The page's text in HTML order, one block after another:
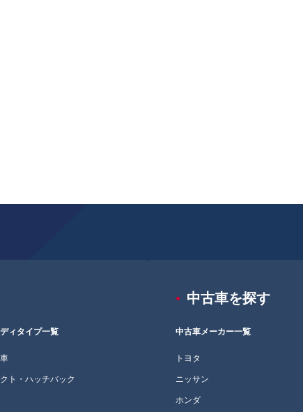
ィタイプ一覧
ト・ハッチバック
中古車を探す
中古車メーカー一覧
トヨタ
ニッサン
ホンダ